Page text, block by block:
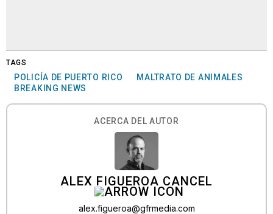
TAGS
POLICÍA DE PUERTO RICO
MALTRATO DE ANIMALES
BREAKING NEWS
ACERCA DEL AUTOR
ALEX FIGUEROA CANCEL
alex.figueroa@gfrmedia.com